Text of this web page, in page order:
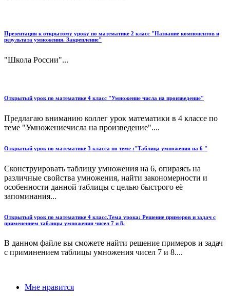
Презентация к открытому уроку по математике 2 класс "Название компонентов и
результата умножения. Закрепление"
"Школа России"...
Открытый урок по математике 4 класс "Умножение числа на произведение"
Предлагаю вниманию коллег урок математики в 4 классе по
теме "Умножениечисла на произведение"....
Открытый урок по математике 3 класса по теме :"Таблица умножения на 6 "
Сконструировать таблицу умножения на 6, опираясь на
различные свойства умножения, найти закономерности и
особенности данной таблицы с целью быстрого её
запоминания...
Открытый урок по математике 4 класс.Тема урока: Решение примеров и задач с
применением таблицы умножения чисел 7 и 8.
В данном файле вы сможете найти решение примеров и задач
с приминением таблицы умножения чисел 7 и 8....
Мне нравится